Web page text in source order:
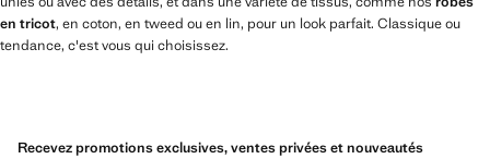
en tricot, en coton, en tweed ou en lin, pour un look parfait. Classique ou
tendance, c'est vous qui choisissez.
Recevez promotions exclusives, ventes privées et nouveautés